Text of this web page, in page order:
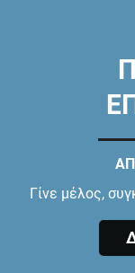
Γίνε μέλος,